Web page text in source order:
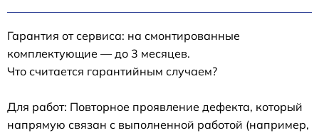
Гарантия от сервиса: на смонтированные
комплектующие — до 3 месяцев.
Что считается гарантийным случаем?
Для работ: Повторное проявление дефекта, который
напрямую связан с выполненной работой (например,